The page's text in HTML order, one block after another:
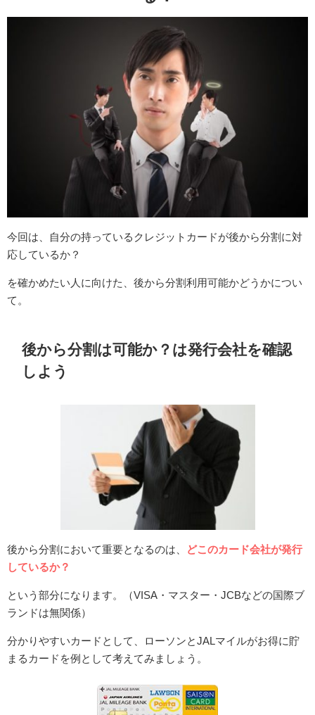
今回は、自分の持っているクレジットカードが後から分割に対
応しているか？
を確かめたい人に向けた、後から分割利用可能かどうかについ
て。
後から分割は可能か？は発行会社を確認
しよう
後から分割において重要となるのは、
どこのカード会社が発行
しているか？
という部分になります。（VISA・マスター・JCBなどの国際ブ
ランドは無関係）
分かりやすいカードとして、ローソンとJALマイルがお得に貯
まるカードを例として考えてみましょう。